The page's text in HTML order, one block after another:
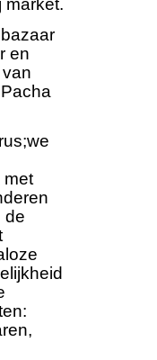
market.
en
met
de